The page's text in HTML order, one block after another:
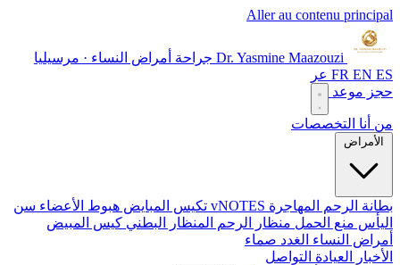
Aller au contenu principal
Dr. Yasmine Maazouzi جراحة أمراض النساء · مرسيليا
FR EN ES
عر
حجز موعد
من أنا التخصصات
الأمراض
بطانة الرحم المهاجرة vNOTES تكيس المبايض هبوط الأعضاء سن
اليأس منع الحمل منظار الرحم المنظار البطني كيس المبيض
أمراض النساء الغدد صماء
الأخبار
العيادة التواصل